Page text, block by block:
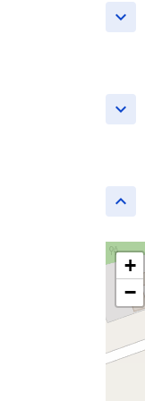
keyboard_arrow_down
keyboard_arrow_down
keyboard_arrow_up
+
−